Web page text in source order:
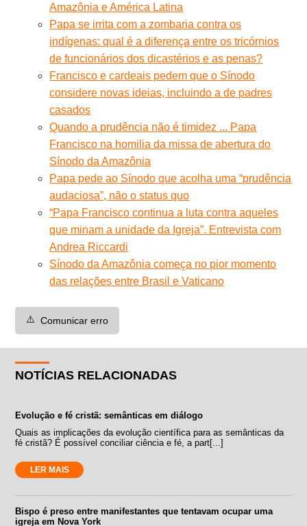
Amazônia e América Latina
Papa se irrita com a zombaria contra os
indígenas: qual é a diferença entre os tricórnios
de funcionários dos dicastérios e as penas?
Francisco e cardeais pedem que o Sínodo
considere novas ideias, incluindo a de padres
casados
Quando a prudência não é timidez ... Papa
Francisco na homilia da missa de abertura do
Sínodo da Amazônia
Papa pede ao Sínodo que acolha uma “prudência
audaciosa”, não o status quo
“Papa Francisco continua a luta contra aqueles
que minam a unidade da Igreja”. Entrevista com
Andrea Riccardi
Sínodo da Amazônia começa no pior momento
das relações entre Brasil e Vaticano
⚠️ Comunicar erro
NOTÍCIAS RELACIONADAS
Evolução e fé cristã: semânticas em diálogo
Quais as implicações da evolução científica para as semânticas da
fé cristã? É possível conciliar ciência e fé, a part[...]
LER MAIS
Bispo é preso entre manifestantes que tentavam ocupar uma
igreja em Nova York